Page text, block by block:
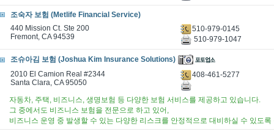
조숙자 보험 (Metlife Financial Service)
440 Mission Ct. Ste 200
Fremont, CA 94539
510-979-0145
510-979-1047
조슈아김 보험 (Joshua Kim Insurance Solutions)
2010 El Camion Real #2344
Santa Clara, CA 95050
408-461-5277
자동차, 주택, 비즈니스, 생명보험 등 다양한 보험 서비스를 제공하고 있습니다.
그 중에서도 비즈니스 보험을 전문으로 하고 있어,
비즈니스 운영 중 발생할 수 있는 다양한 리스크를 안정적으로 대비하실 수 있도록